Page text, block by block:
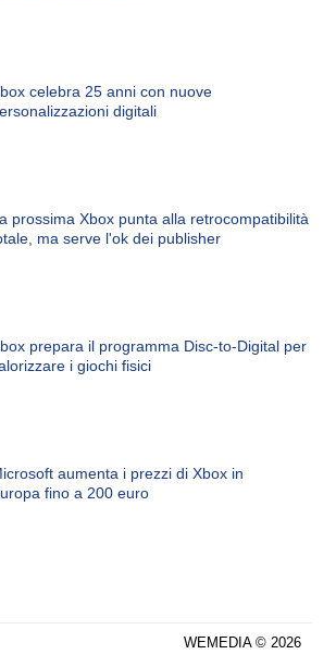
celebra 25 anni con nuove
digitali
prossima Xbox punta alla retrocompatibilità
ma serve l'ok dei publisher
prepara il programma Disc-to-Digital per
i giochi fisici
aumenta i prezzi di Xbox in
fino a 200 euro
WEMEDIA © 2026